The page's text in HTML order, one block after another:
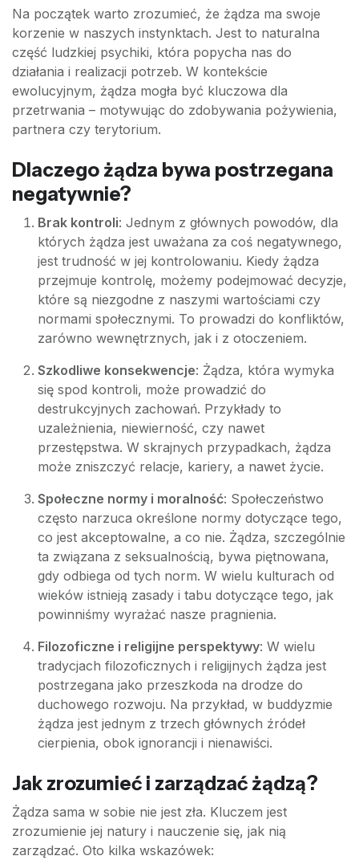
Na początek warto zrozumieć, że żądza ma swoje
korzenie w naszych instynktach. Jest to naturalna
część ludzkiej psychiki, która popycha nas do
działania i realizacji potrzeb. W kontekście
ewolucyjnym, żądza mogła być kluczowa dla
przetrwania – motywując do zdobywania pożywienia,
partnera czy terytorium.
Dlaczego żądza bywa postrzegana
negatywnie?
Brak kontroli: Jednym z głównych powodów, dla
których żądza jest uważana za coś negatywnego,
jest trudność w jej kontrolowaniu. Kiedy żądza
przejmuje kontrolę, możemy podejmować decyzje,
które są niezgodne z naszymi wartościami czy
normami społecznymi. To prowadzi do konfliktów,
zarówno wewnętrznych, jak i z otoczeniem.
Szkodliwe konsekwencje: Żądza, która wymyka
się spod kontroli, może prowadzić do
destrukcyjnych zachowań. Przykłady to
uzależnienia, niewierność, czy nawet
przestępstwa. W skrajnych przypadkach, żądza
może zniszczyć relacje, kariery, a nawet życie.
Społeczne normy i moralność: Społeczeństwo
często narzuca określone normy dotyczące tego,
co jest akceptowalne, a co nie. Żądza, szczególnie
ta związana z seksualnością, bywa piętnowana,
gdy odbiega od tych norm. W wielu kulturach od
wieków istnieją zasady i tabu dotyczące tego, jak
powinniśmy wyrażać nasze pragnienia.
Filozoficzne i religijne perspektywy: W wielu
tradycjach filozoficznych i religijnych żądza jest
postrzegana jako przeszkoda na drodze do
duchowego rozwoju. Na przykład, w buddyzmie
żądza jest jednym z trzech głównych źródeł
cierpienia, obok ignorancji i nienawiści.
Jak zrozumieć i zarządzać żądzą?
Żądza sama w sobie nie jest zła. Kluczem jest
zrozumienie jej natury i nauczenie się, jak nią
zarządzać. Oto kilka wskazówek: